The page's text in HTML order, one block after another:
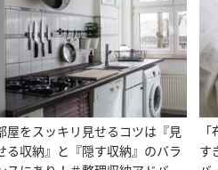
屋をスッキリ見せるコツは『見
る収納』と『隠す収納』のバラ
す